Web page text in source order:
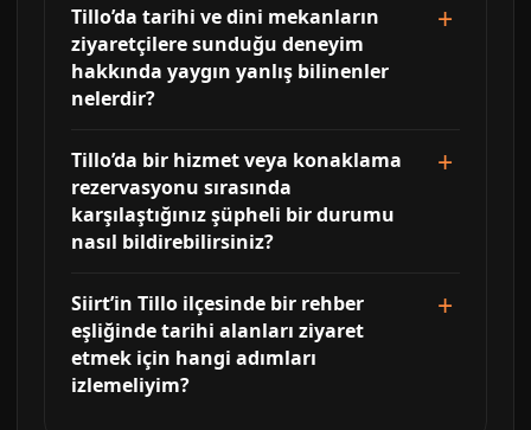
Tillo’da tarihi ve dini mekanların
ziyaretçilere sunduğu deneyim
hakkında yaygın yanlış bilinenler
nelerdir?
Tillo’da bir hizmet veya konaklama
rezervasyonu sırasında
karşılaştığınız şüpheli bir durumu
nasıl bildirebilirsiniz?
Siirt’in Tillo ilçesinde bir rehber
eşliğinde tarihi alanları ziyaret
etmek için hangi adımları
izlemeliyim?